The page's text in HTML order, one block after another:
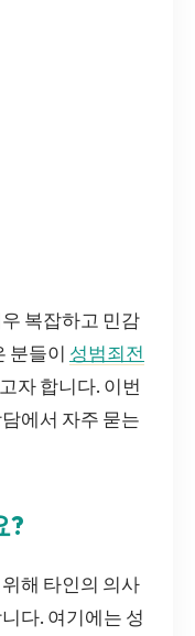
복잡하고 민감
분들이 성범죄전
자 합니다. 이번
에서 자주 묻는
?
해 타인의 의사
다. 여기에는 성